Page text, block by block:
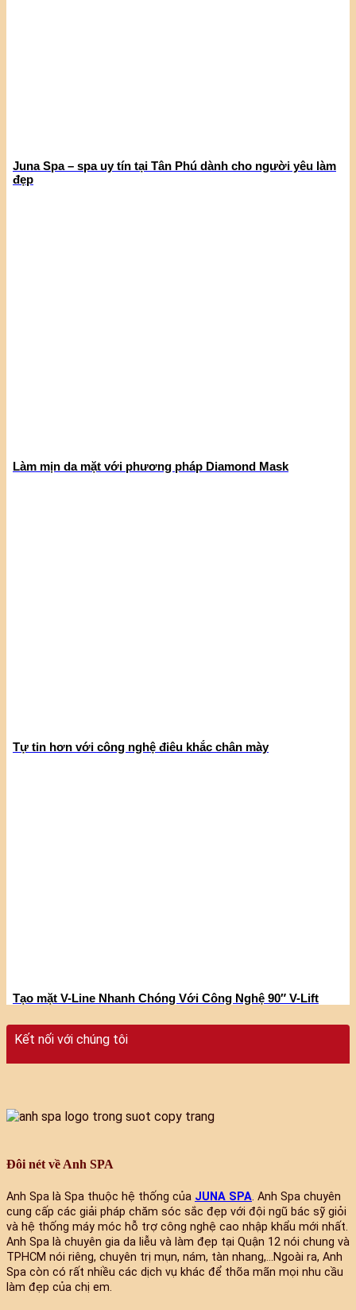
Juna Spa – spa uy tín tại Tân Phú dành cho người yêu làm
đẹp
Làm mịn da mặt với phương pháp Diamond Mask
Tự tin hơn với công nghệ điêu khắc chân mày
Tạo mặt V-Line Nhanh Chóng Với Công Nghệ 90″ V-Lift
Kết nối với chúng tôi
Đôi nét về Anh SPA
Anh Spa là Spa thuộc hệ thống của JUNA SPA. Anh Spa chuyên
cung cấp các giải pháp chăm sóc sắc đẹp với đội ngũ bác sỹ giỏi
và hệ thống máy móc hỗ trợ công nghệ cao nhập khẩu mới nhất.
Anh Spa là chuyên gia da liễu và làm đẹp tại Quận 12 nói chung và
TPHCM nói riêng, chuyên trị mụn, nám, tàn nhang,...Ngoài ra, Anh
Spa còn có rất nhiều các dịch vụ khác để thõa mãn mọi nhu cầu
làm đẹp của chị em.